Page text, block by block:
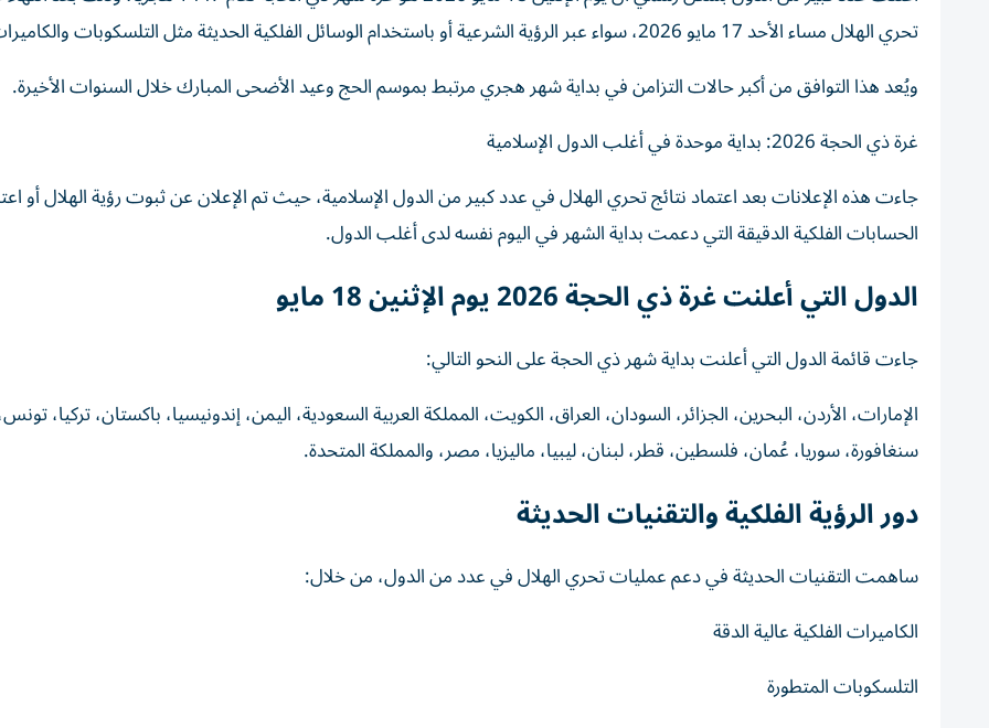
تحري الهلال مساء الأحد 17 مايو 2026، سواء عبر الرؤية الشرعية أو باستخدام الوسائل الفلكية الحديثة مثل التلسكوبات والكاميرات.
ويُعد هذا التوافق من أكبر حالات التزامن في بداية شهر هجري مرتبط بموسم الحج وعيد الأضحى المبارك خلال السنوات الأخيرة.
غرة ذي الحجة 2026: بداية موحدة في أغلب الدول الإسلامية
جاءت هذه الإعلانات بعد اعتماد نتائج تحري الهلال في عدد كبير من الدول الإسلامية، حيث تم الإعلان عن ثبوت رؤية الهلال أو
الحسابات الفلكية الدقيقة التي دعمت بداية الشهر في اليوم نفسه لدى أغلب الدول.
الدول التي أعلنت غرة ذي الحجة 2026 يوم الإثنين 18 مايو
جاءت قائمة الدول التي أعلنت بداية شهر ذي الحجة على النحو التالي:
الإمارات، الأردن، البحرين، الجزائر، السودان، العراق، الكويت، المملكة العربية السعودية، اليمن، إندونيسيا، باكستان، تركيا،
سنغافورة، سوريا، عُمان، فلسطين، قطر، لبنان، ليبيا، ماليزيا، مصر، والمملكة المتحدة.
دور الرؤية الفلكية والتقنيات الحديثة
ساهمت التقنيات الحديثة في دعم عمليات تحري الهلال في عدد من الدول، من خلال:
الكاميرات الفلكية عالية الدقة
التلسكوبات المتطورة